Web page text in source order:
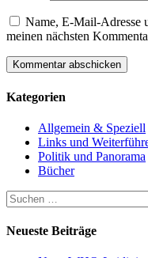
Name, E-Mail-Adresse
meinen nächsten
Kategorien
Allgemein & Speziell
Links und
Politik und Panorama
Bücher
Suchen
nach:
Neueste Beiträge